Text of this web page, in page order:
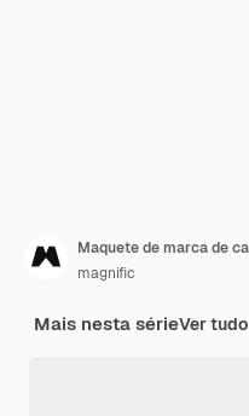
magnific
Mais nesta sérieVer tudo